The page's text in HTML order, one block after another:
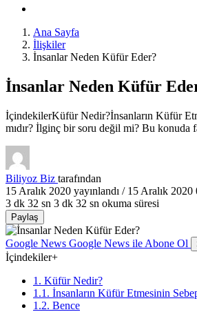
Ana Sayfa
İlişkiler
İnsanlar Neden Küfür Eder?
İnsanlar Neden Küfür
İçindekilerKüfür Nedir?İnsanların Küfür
mıdır? İlginç bir soru değil mi? Bu konuda
Biliyoz Biz tarafından
15 Aralık 2020 yayınlandı / 15 Aralık 2020
3 dk 32 sn 3 dk 32 sn okuma süresi
Paylaş
Google News Google News ile Abone Ol
İçindekiler+
1. Küfür Nedir?
1.1. İnsanların Küfür Etmesinin
1.2. Bence